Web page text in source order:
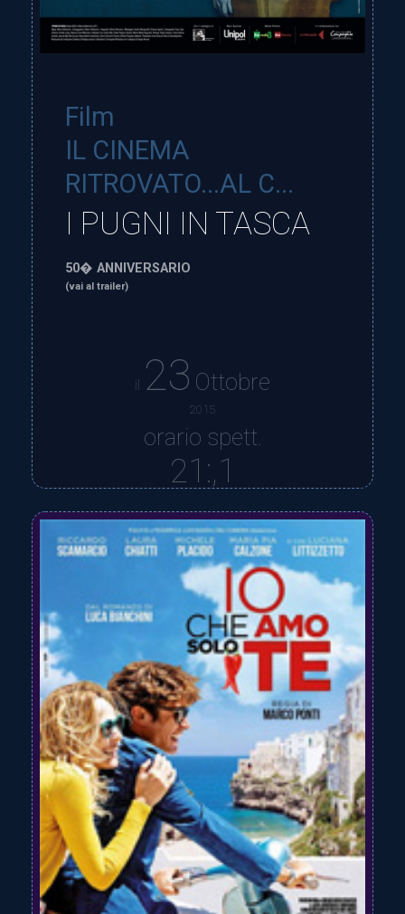
Film
IL CINEMA
RITROVATO...AL C...
I PUGNI IN TASCA
50� ANNIVERSARIO
(vai al trailer)
il 23 Ottobre
2015
orario spett.
21:,1